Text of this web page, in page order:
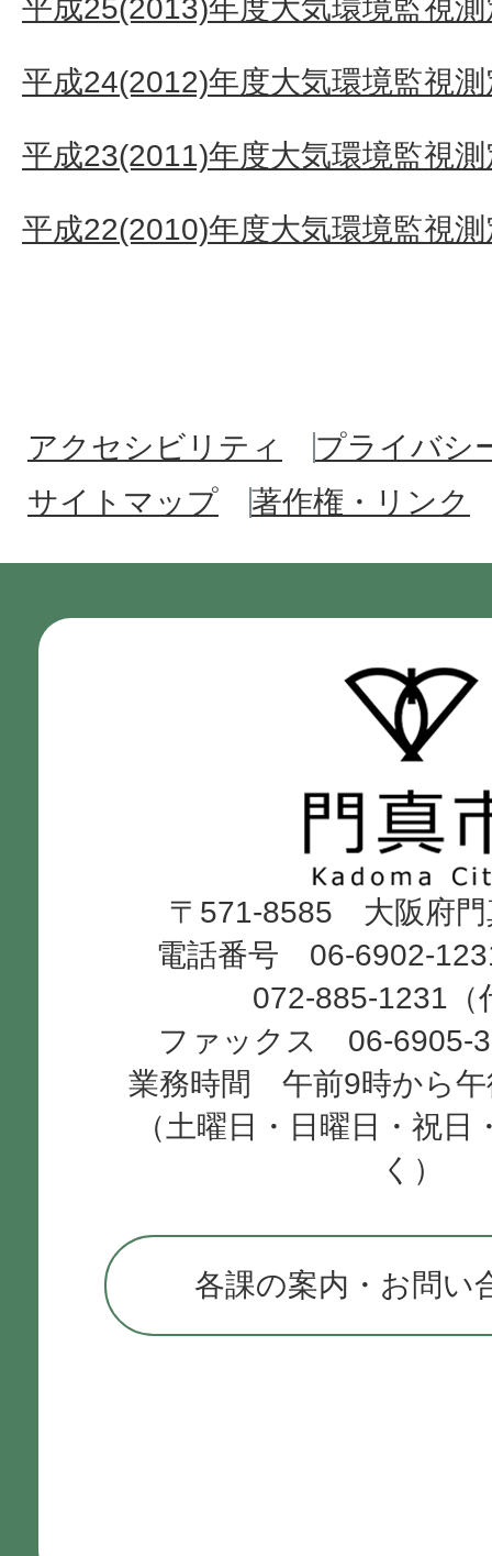
平成25(2013)年度大気環境監視
平成24(2012)年度大気環境監視
平成23(2011)年度大気環境監視
平成22(2010)年度大気環境監視
アクセシビリティ
プライバシ
サイトマップ
著作権・リンク
市
Kadoma
City
〒571-8585 大阪府門
電話番号 06-6902-
072-885-1231（
ファックス 06-6905-
業務時間 午前9時から午
（土曜日・日曜日・祝日
く）
各課の案内・お問い